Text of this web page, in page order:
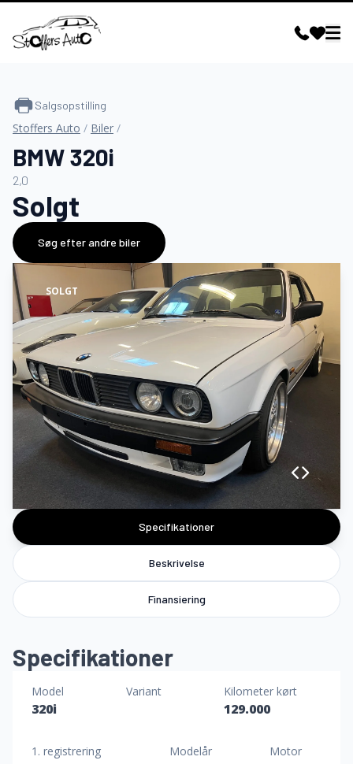
SOLGT
Specifikationer
Beskrivelse
Finansiering
Specifikationer
Model
320i
Variant Kilometer kørt
129.000
1. registrering Modelår Motor
Salgsopstilling
Stoffers Auto / Biler /
BMW 320i
2,0
Solgt
Søg efter andre biler